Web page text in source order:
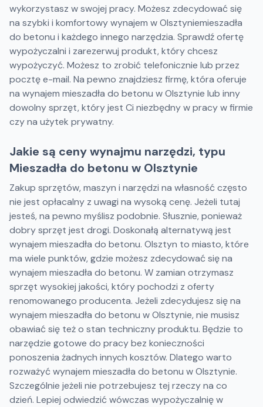
wykorzystasz w swojej pracy. Możesz zdecydować się
na szybki i komfortowy wynajem w Olsztyniemieszadła
do betonu i każdego innego narzędzia. Sprawdź ofertę
wypożyczalni i zarezerwuj produkt, który chcesz
wypożyczyć. Możesz to zrobić telefonicznie lub przez
pocztę e-mail. Na pewno znajdziesz firmę, która oferuje
na wynajem mieszadła do betonu w Olsztynie lub inny
dowolny sprzęt, który jest Ci niezbędny w pracy w firmie
czy na użytek prywatny.
Jakie są ceny wynajmu narzędzi, typu
Mieszadła do betonu w Olsztynie
Zakup sprzętów, maszyn i narzędzi na własność często
nie jest opłacalny z uwagi na wysoką cenę. Jeżeli tutaj
jesteś, na pewno myślisz podobnie. Słusznie, ponieważ
dobry sprzęt jest drogi. Doskonałą alternatywą jest
wynajem mieszadła do betonu. Olsztyn to miasto, które
ma wiele punktów, gdzie możesz zdecydować się na
wynajem mieszadła do betonu. W zamian otrzymasz
sprzęt wysokiej jakości, który pochodzi z oferty
renomowanego producenta. Jeżeli zdecydujesz się na
wynajem mieszadła do betonu w Olsztynie, nie musisz
obawiać się też o stan techniczny produktu. Będzie to
narzędzie gotowe do pracy bez konieczności
ponoszenia żadnych innych kosztów. Dlatego warto
rozważyć wynajem mieszadła do betonu w Olsztynie.
Szczególnie jeżeli nie potrzebujesz tej rzeczy na co
dzień. Lepiej odwiedzić wówczas wypożyczalnię w